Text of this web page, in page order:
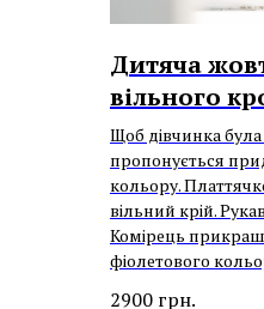
Дитяча
вільного
Щоб дівчинка
пропонується
кольору.
вільний крій.
Комірець
фіолетового
2900 грн.